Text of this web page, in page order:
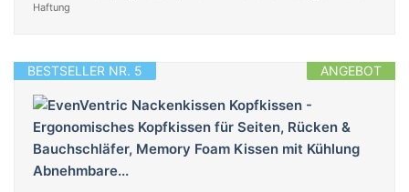
Haftung
ANGEBOT
BESTSELLER NR. 5